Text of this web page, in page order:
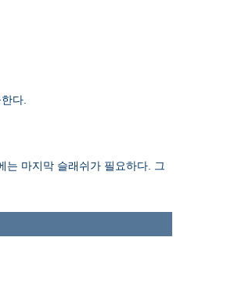
다.
는 마지막 슬래쉬가 필요하다. 그